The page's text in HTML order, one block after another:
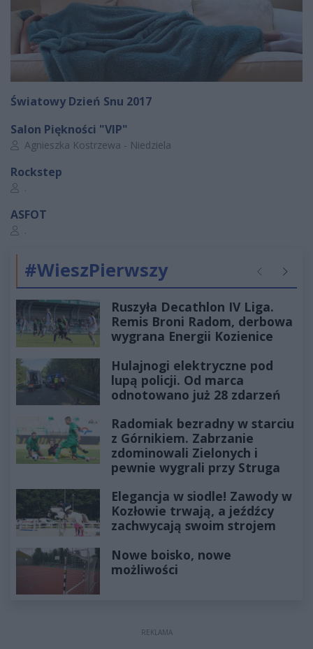
Światowy Dzień Snu 2017
Salon Piękności "VIP"
Autor artykułu:
Agnieszka Kostrzewa - Niedziela
Rockstep
Autor artykułu:
.
ASFOT
Autor artykułu:
.
#WieszPierwszy Poprzednie
Ruszyła Decathlon IV Liga.
Remis Broni Radom, derbowa
wygrana Energii Kozienice
Hulajnogi elektryczne pod
lupą policji. Od marca
odnotowano już 28 zdarzeń
Radomiak bezradny w starciu
z Górnikiem. Zabrzanie
zdominowali Zielonych i
pewnie wygrali przy Struga
Elegancja w siodle! Zawody w
Kozłowie trwają, a jeźdźcy
zachwycają swoim strojem
Nowe boisko, nowe
możliwości
REKLAMA